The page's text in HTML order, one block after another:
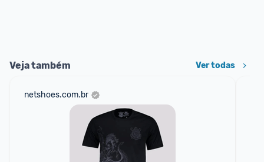
Veja também Ver todas
netshoes.com.br